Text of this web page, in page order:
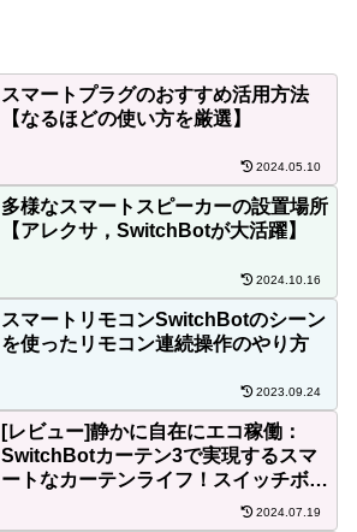
スマートプラグのおすすめ活用方法
【なるほどの使い方を厳選】
2024.05.10
多様なスマートスピーカーの設置場所
【アレクサ，SwitchBotが大活躍】
2024.10.16
スマートリモコンSwitchBotのシーン
を使ったリモコン連続操作のやり方
2023.09.24
[レビュー]静かに自在にエコ稼働：
SwitchBotカーテン3で実現するスマ
ートなカーテンライフ！スイッチボッ
トカーテン3＆ソーラーパネル2024.07.19